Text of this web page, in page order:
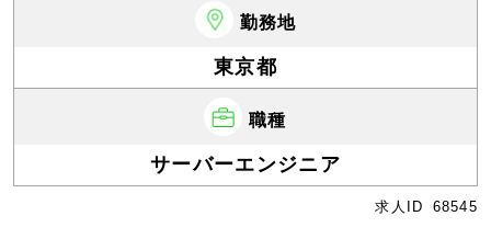
勤務地
東京都
職種
サーバーエンジニア
求人ID 68545